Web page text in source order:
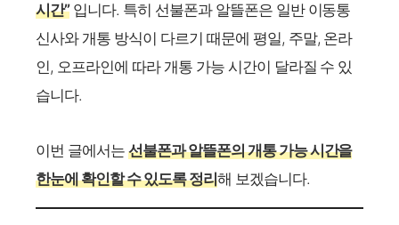
시간”입니다. 특히 선불폰과 알뜰폰은 일반 이동통
신사와 개통 방식이 다르기 때문에 평일, 주말, 온라
인, 오프라인에 따라 개통 가능 시간이 달라질 수 있
습니다.
이번 글에서는 선불폰과 알뜰폰의 개통 가능 시간을
한눈에 확인할 수 있도록 정리해 보겠습니다.